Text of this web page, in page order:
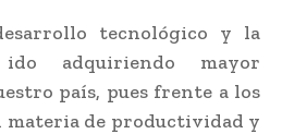
tecnológico y la
adquiriendo mayor
país, pues frente a los
materia de productividad y